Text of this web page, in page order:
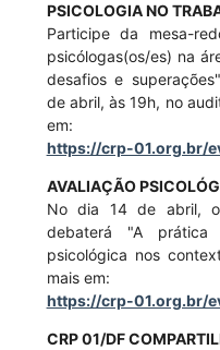
PSICOLOGIA NO
Participe da mesa-
psicólogas(os/es) na
desafios e
de abril, às 19h, no
em:
https://crp-01.org.br/
AVALIAÇÃO
No dia 14 de abril,
debaterá "A prática
psicológica nos
mais em:
https://crp-01.org.br/
CRP 01/DF